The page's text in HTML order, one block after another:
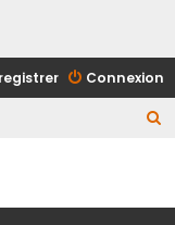
Connexion